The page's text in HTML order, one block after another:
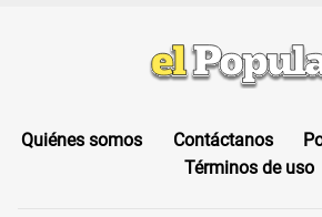
Quiénes somos Contáctanos
Términos de uso